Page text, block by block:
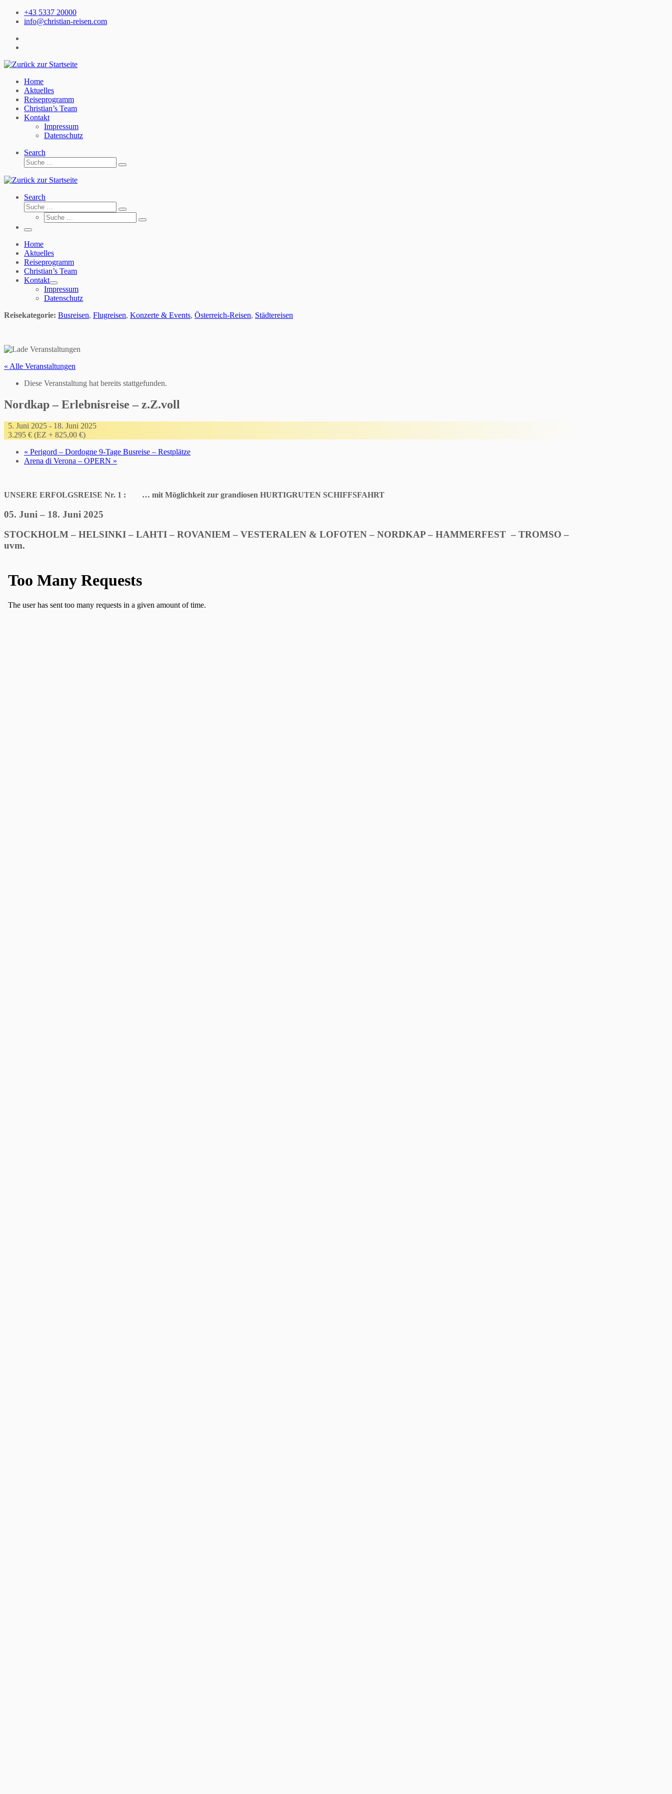
Zum
Inhalt
+43 5337 20000
info@christian-reisen.com
Home
Aktuelles
Reiseprogramm
Christian’s Team
Kontakt
Impressum
Datenschutz
Search
Suche
Suche
Search
Suche
Suche
Suche
Suche
Menü
Home
Aktuelles
Reiseprogramm
Christian’s Team
Kontakt
Impressum
Datenschutz
Reisekategorie: Busreisen, Flugreisen, Konzerte & Events, Österreich-Reisen, Städtereisen
« Alle Veranstaltungen
Diese Veranstaltung hat bereits stattgefunden.
Nordkap – Erlebnisreise – z.Z.voll
5. Juni 2025 - 18. Juni 2025
3.295 € (EZ + 825,00 €)
« Perigord – Dordogne 9-Tage Busreise – Restplätze
Arena di Verona – OPERN »
UNSERE ERFOLGSREISE Nr. 1 : … mit Möglichkeit zur grandiosen HURTIGRUTEN SCHIFFSFAHRT
05. Juni – 18. Juni 2025
STOCKHOLM – HELSINKI – LAHTI – ROVANIEM – VESTERALEN & LOFOTEN – NORDKAP – HAMMERFEST – TROMSO –
uvm.